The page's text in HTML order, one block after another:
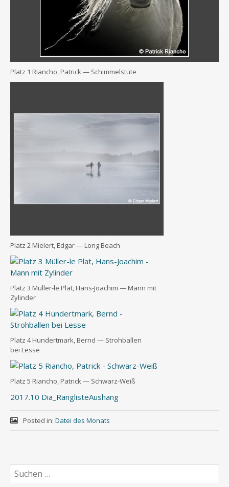
Platz 1 Riancho, Patrick — Schimmelstute
Platz 2 Mie­lert, Edgar — Long Beach
Platz 3 Mül­ler-le Plat, Hans-Joa­chim — Mann mit
Zylinder
Platz 4 Hun­dert­mark, Bernd — Stroh­bal­len
bei Lesse
Platz 5 Riancho, Patrick — Schwarz-Weiß
2017.10 Dia_RanglisteAushang
Posted in: Datei des Monats
Suchen
nach: